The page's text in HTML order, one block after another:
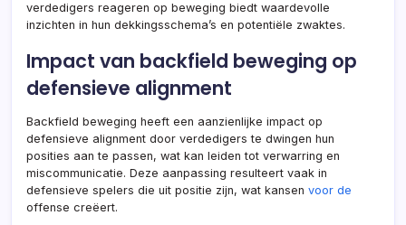
verdedigers reageren op beweging biedt waardevolle
inzichten in hun dekkingsschema’s en potentiële zwaktes.
Impact van backfield beweging op
defensieve alignment
Backfield beweging heeft een aanzienlijke impact op
defensieve alignment door verdedigers te dwingen hun
posities aan te passen, wat kan leiden tot verwarring en
miscommunicatie. Deze aanpassing resulteert vaak in
defensieve spelers die uit positie zijn, wat kansen voor de
offense creëert.